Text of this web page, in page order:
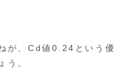
が、Cd値0.24という優
う。